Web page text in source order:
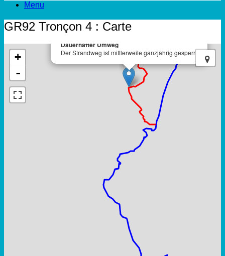
Menu
GR92 Tronçon 4 : Carte
Dauerhafter Umweg
Der Strandweg ist mittlerweile ganzjährig gesperrt
+
-